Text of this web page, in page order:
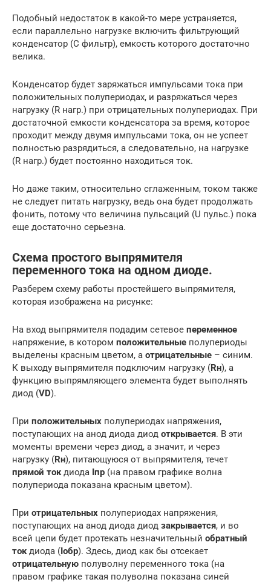
Подобный недостаток в какой-то мере устраняется,
если параллельно нагрузке включить фильтрующий
конденсатор (C фильтр), емкость которого достаточно
велика.
Конденсатор будет заряжаться импульсами тока при
положительных полупериодах, и разряжаться через
нагрузку (R нагр.) при отрицательных полупериодах. При
достаточной емкости конденсатора за время, которое
проходит между двумя импульсами тока, он не успеет
полностью разрядиться, а следовательно, на нагрузке
(R нагр.) будет постоянно находиться ток.
Но даже таким, относительно сглаженным, током также
не следует питать нагрузку, ведь она будет продолжать
фонить, потому что величина пульсаций (U пульс.) пока
еще достаточно серьезна.
Схема простого выпрямителя
переменного тока на одном диоде.
Разберем схему работы простейшего выпрямителя,
которая изображена на рисунке:
На вход выпрямителя подадим сетевое переменное
напряжение, в котором положительные полупериоды
выделены красным цветом, а отрицательные – синим.
К выходу выпрямителя подключим нагрузку (Rн), а
функцию выпрямляющего элемента будет выполнять
диод (VD).
При положительных полупериодах напряжения,
поступающих на анод диода диод открывается. В эти
моменты времени через диод, а значит, и через
нагрузку (Rн), питающуюся от выпрямителя, течет
прямой токдиода Iпр (на правом графике волна
полупериода показана красным цветом).
При отрицательных полупериодах напряжения,
поступающих на анод диода диод закрывается, и во
всей цепи будет протекать незначительный обратный
токдиода (Iобр). Здесь, диод как бы отсекает
отрицательную полуволну переменного тока (на
правом графике такая полуволна показана синей